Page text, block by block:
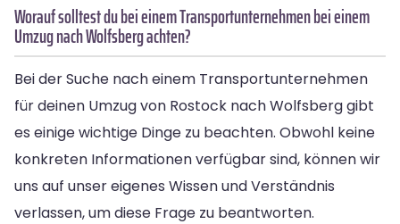
Worauf solltest du bei einem Transportunternehmen bei einem
Umzug nach Wolfsberg achten?
Bei der Suche nach einem Transportunternehmen
für deinen Umzug von Rostock nach Wolfsberg gibt
es einige wichtige Dinge zu beachten. Obwohl keine
konkreten Informationen verfügbar sind, können wir
uns auf unser eigenes Wissen und Verständnis
verlassen, um diese Frage zu beantworten.